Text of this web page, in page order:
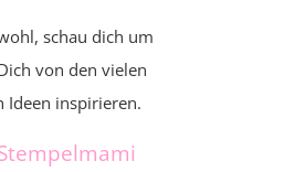
schau dich um
von den vielen
Ideen inspirieren.